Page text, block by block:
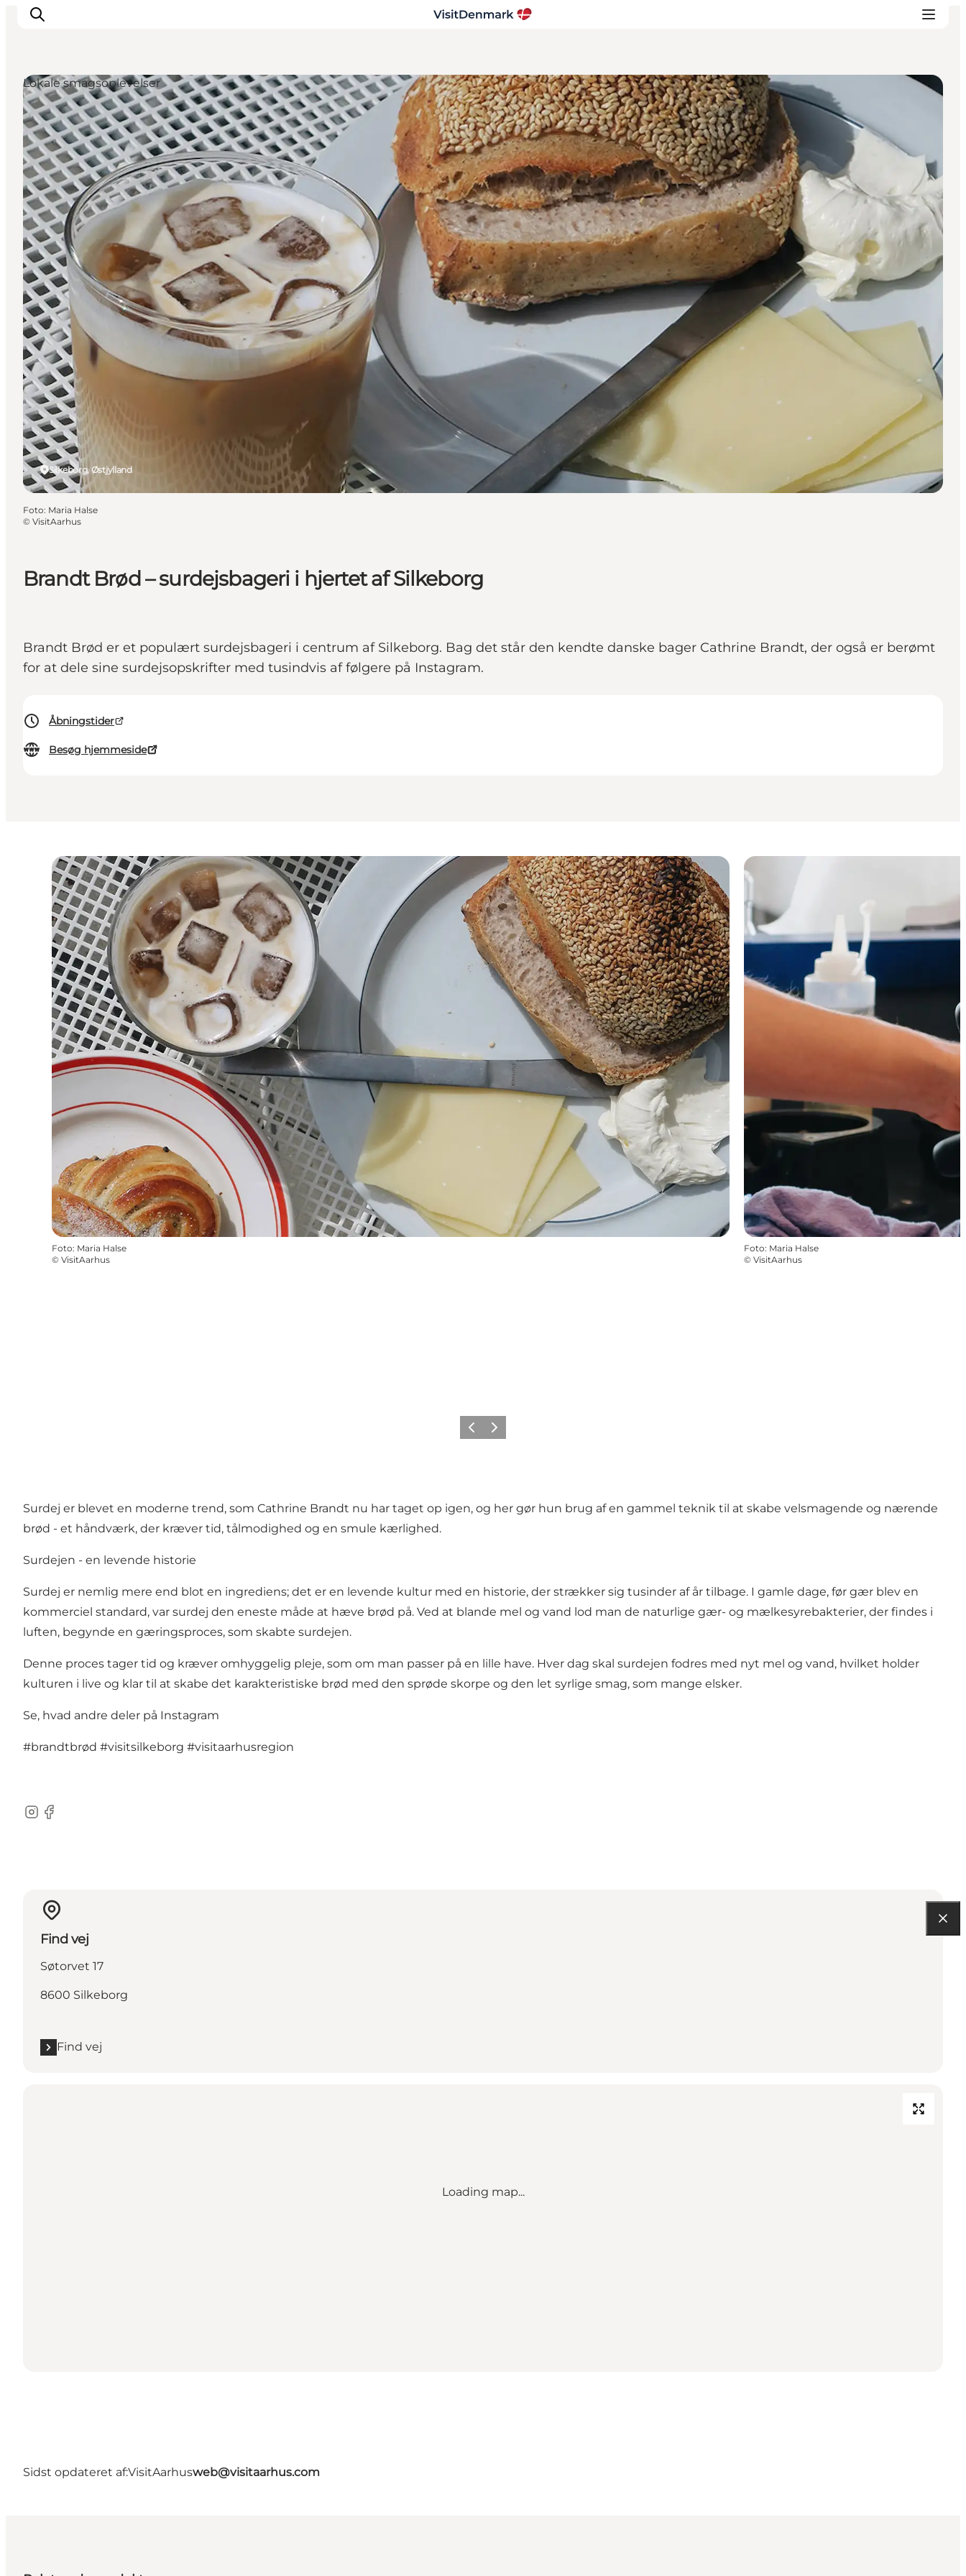
Inspiration
Destinationer
Oplevelser
Overnatning
Planlæg ferien
Brandt Brød – surdejsbageri i hjertet af Silkeborg
Brandt Brød er et populært surdejsbageri i centrum af Silkeborg. Bag det står den kendte danske bager Cathrine Brandt, der også er berømt
for at dele sine surdejsopskrifter med tusindvis af følgere på Instagram.
Åbningstider
Besøg hjemmeside
Silkeborg, Østjylland
Lokale smagsoplevelser
Foto: Maria Halse
© VisitAarhus
Foto: Maria Halse
© VisitAarhus
Foto: Maria Halse
© VisitAarhus
ForrigeNæste
Surdej er blevet en moderne trend, som Cathrine Brandt nu har taget op igen, og her gør hun brug af en gammel teknik til at skabe velsmagende og nærende
brød - et håndværk, der kræver tid, tålmodighed og en smule kærlighed.
Surdejen - en levende historie
Surdej er nemlig mere end blot en ingrediens; det er en levende kultur med en historie, der strækker sig tusinder af år tilbage. I gamle dage, før gær blev en
kommerciel standard, var surdej den eneste måde at hæve brød på. Ved at blande mel og vand lod man de naturlige gær- og mælkesyrebakterier, der findes i
luften, begynde en gæringsproces, som skabte surdejen.
Denne proces tager tid og kræver omhyggelig pleje, som om man passer på en lille have. Hver dag skal surdejen fodres med nyt mel og vand, hvilket holder
kulturen i live og klar til at skabe det karakteristiske brød med den sprøde skorpe og den let syrlige smag, som mange elsker.
Se, hvad andre deler på Instagram
#brandtbrød #visitsilkeborg #visitaarhusregion
Instagram
Facebook
Find vej
Søtorvet 17
8600 Silkeborg
Find vej
Loading map...
Sidst opdateret af:VisitAarhusweb@visitaarhus.com